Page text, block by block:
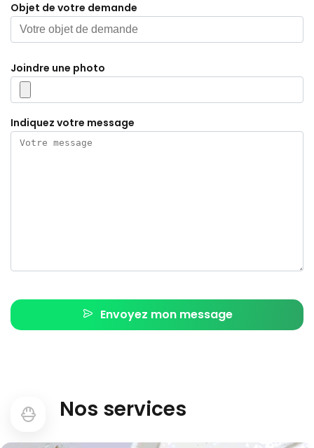
Objet de votre demande
Joindre une photo
Indiquez votre message
Envoyez mon message
Nos services